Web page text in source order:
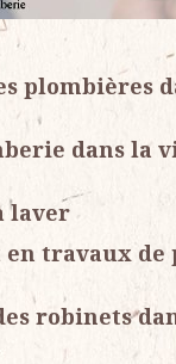
plombières
dans la
laver
en travaux
robinets